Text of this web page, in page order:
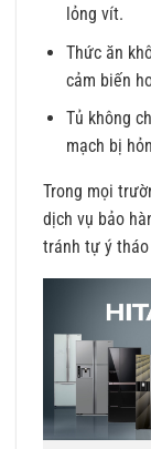
lỏng vít.
Thức ăn
cảm biến
Tủ không
mạch bị
Trong mọi
dịch vụ bảo
tránh tự ý